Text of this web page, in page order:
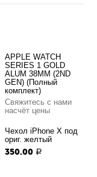
APPLE WATCH
SERIES 1 GOLD
ALUM 38MM (2ND
GEN) (Полный
комплект)
Свяжитесь с нами
насчёт цены
Чехол iPhone X под
ориг. желтый
350.00 Р